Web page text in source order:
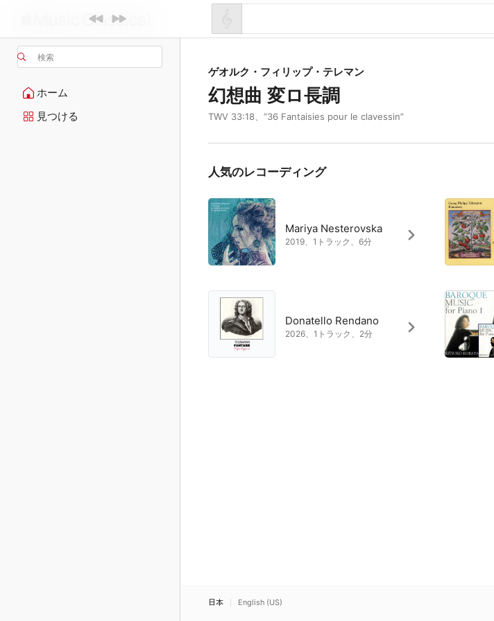
検索
ホーム
見つける
ゲオルク・フィリップ・テレマン
幻想曲 変ロ長調
TWV 33:18、“36 Fantaisies pour le clavessin”
人気のレコーディング
Mariya Nesterovska
2019、1トラック、6分
Donatello Rendano
2026、1トラック、2分
日本 English (US)